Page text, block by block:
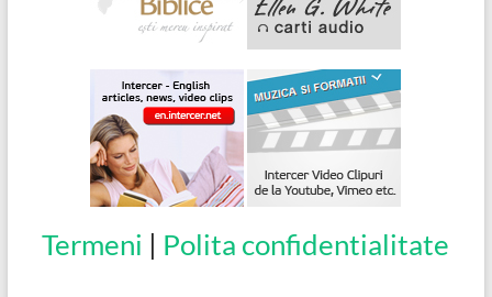
Termeni | Polita confidentialitate